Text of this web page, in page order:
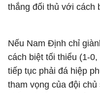
thắng đối thủ với cách
Nếu Nam Định chỉ
cách biệt tối thiểu (1-
tiếp tục phải đá hiệp
tham vọng của đội